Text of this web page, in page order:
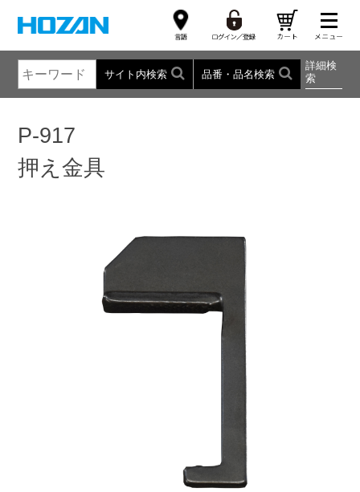
サイト内検索 品番・品名検索
詳細検
索
P-917
押え金具